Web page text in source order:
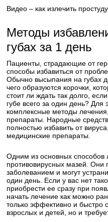
Видео – как излечить
Методы
губах за 1 день
Пациенты, страдающие от
способы избавиться от
Обычно высыпания на губах
чего образуются корочки,
стоит ли ждать так долго,
губе всего за один день? Для
комплексные методы
препараты. Народные
полностью избавить от
медицинские препараты.
Одним из основных способов
противовирусных мазей. Они
заболеванием и могут
один день. Если у вас нет
приобрести ее сразу при
начать лечение как можно
только эффективно и быстро
взрослых и детей, но и